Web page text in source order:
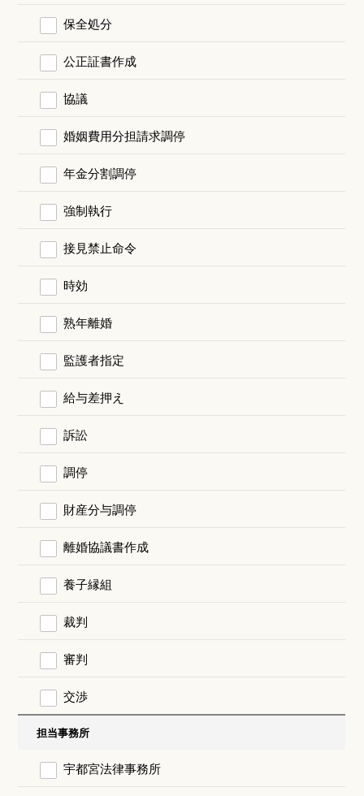
保全処分
公正証書作成
協議
婚姻費用分担請求調停
年金分割調停
強制執行
接見禁止命令
時効
熟年離婚
監護者指定
給与差押え
訴訟
調停
財産分与調停
離婚協議書作成
養子縁組
裁判
審判
交渉
担当事務所
宇都宮法律事務所